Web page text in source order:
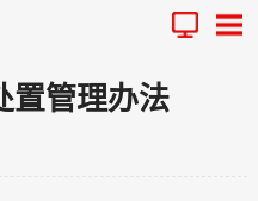
置管理办法